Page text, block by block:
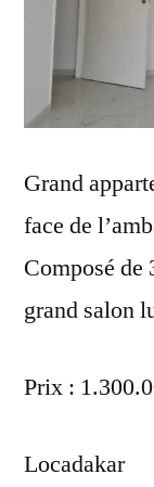
Grand
face de
Composé de
grand salon
Prix :
Locadakar